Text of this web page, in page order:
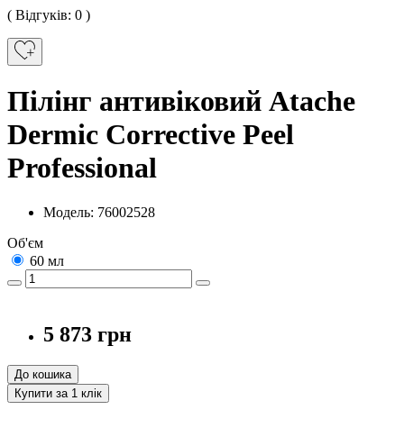
( Відгуків: 0 )
Пілінг антивіковий Atache
Dermic Corrective Peel
Professional
Модель: 76002528
Об'єм
60 мл
5 873 грн
До кошика
Купити за 1 клiк